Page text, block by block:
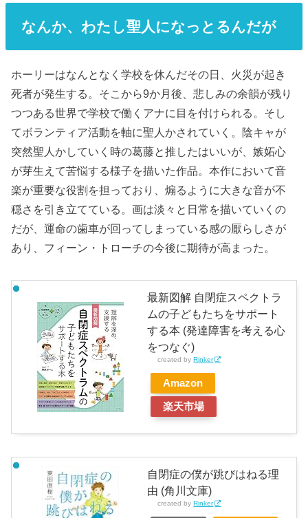
なんか、わたし聖人になっとるんだが
ホーリーはなんとなく学校を休んだその日、火災が起き
死者が発生する。そこから9か月後、悲しみの余韻が残り
つつある世界で学校で働くアナに目を付けられる。そし
てボランティア活動を軸に聖人かされていく。陰キャが
突然聖人かしていく時の葛藤と推したはいいが、嫉妬心
が芽生えて苦悩する様子を描いた作品。本作において音
楽が重要な役割を担っており、煽るように大きな音が不
穏さを引き立てている。画は淡々と日常を描いていくの
だが、運命の歯車が回ってしまっている感の厭らしさが
あり、フィーン・トローチの今後に期待が高まった。
最新図解 自閉症スペクトラ
ムの子どもたちをサポート
する本 (発達障害を考える心
をつなぐ)
created byRinker
Amazon
楽天市場
自閉症の僕が跳びはねる理
由 (角川文庫)
created byRinker